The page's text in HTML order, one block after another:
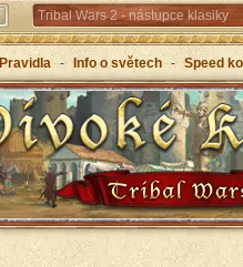
Tribal Wars 2 - nástupce klasiky
Forge of Empires – strategicky
Grepolis – vybuduj svou říši v
Pravidla - Info o světech - Speed